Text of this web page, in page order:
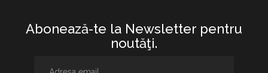
Abonează-te la Newsletter pentru
noutăţi.